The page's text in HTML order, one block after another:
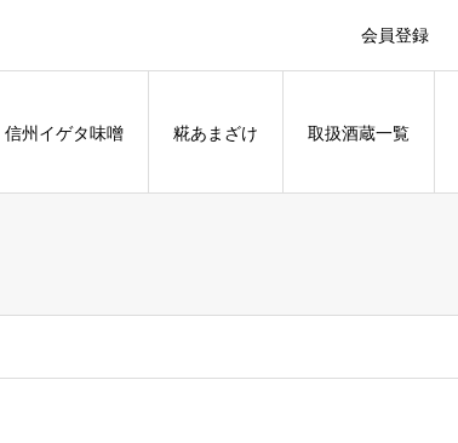
会員登録
信州イゲタ味噌 糀あまざけ 取扱酒蔵一覧